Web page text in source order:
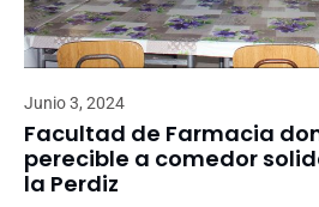
Junio 3, 2024
Facultad de Farmacia
perecible a comedor
la Perdiz